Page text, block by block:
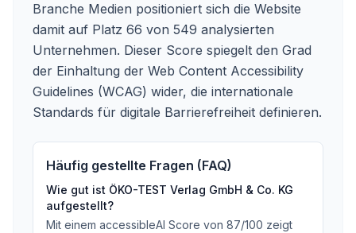
Branche Medien positioniert sich die Website
damit auf Platz 66 von 549 analysierten
Unternehmen. Dieser Score spiegelt den Grad
der Einhaltung der Web Content Accessibility
Guidelines (WCAG) wider, die internationale
Standards für digitale Barrierefreiheit definieren.
Häufig gestellte Fragen (FAQ)
Wie gut ist ÖKO-TEST Verlag GmbH & Co. KG
aufgestellt?
Mit einem accessibleAI Score von 87/100 zeigt